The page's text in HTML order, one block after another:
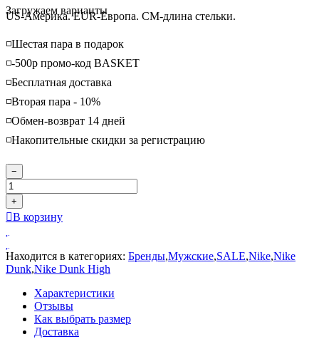
Loading...
Загружаем варианты
US-Америка. EUR-Европа. CM-длина стельки.
◽️Шестая пара в подарок
◽️-500р промо-код BASKET
◽️Бесплатная доставка
◽️Вторая пара - 10%
◽️Обмен-возврат 14 дней
◽️Накопительные скидки за регистрацию
−
+
В корзину
Находится в категориях: Бренды,Мужские,SALE,Nike,Nike
Dunk,Nike Dunk High
Характеристики
Отзывы
Как выбрать размер
Доставка